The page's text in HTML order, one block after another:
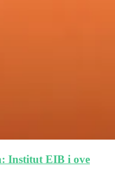
Institut EIB i ove